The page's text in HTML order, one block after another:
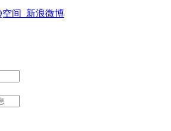
空间 新浪微博